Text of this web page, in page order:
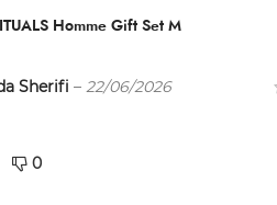
Homme Gift Set M
Sherifi – 22/06/2026
0